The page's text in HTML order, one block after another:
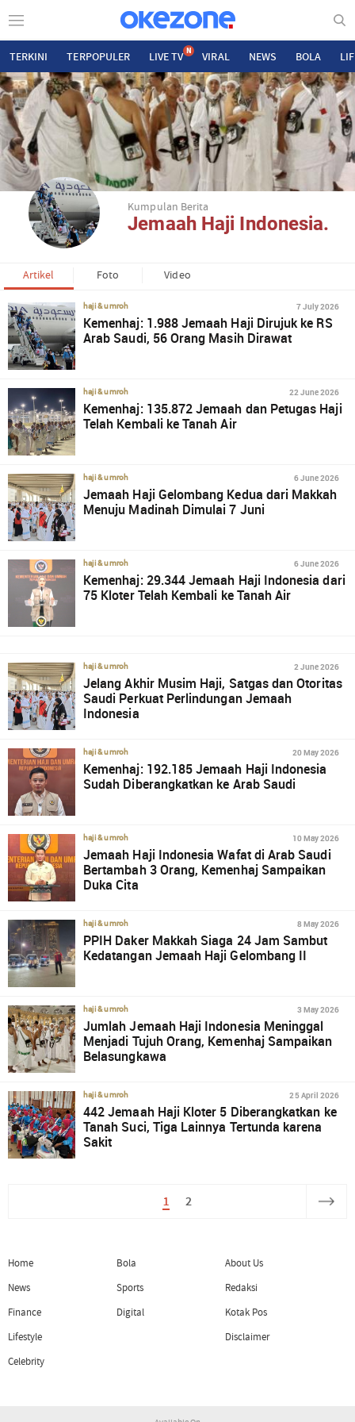
TERKINI TERPOPULER LIVE TV N VIRAL NEWS BOLA
Kumpulan Berita
Jemaah Haji Indonesia.
Artikel Foto Video
haji & umroh 7 July 2026
Kemenhaj: 1.988 Jemaah Haji Dirujuk ke RS
Arab Saudi, 56 Orang Masih Dirawat
haji & umroh 22 June 2026
Kemenhaj: 135.872 Jemaah dan Petugas Haji
Telah Kembali ke Tanah Air
haji & umroh 6 June 2026
Jemaah Haji Gelombang Kedua dari Makkah
Menuju Madinah Dimulai 7 Juni
haji & umroh 6 June 2026
Kemenhaj: 29.344 Jemaah Haji Indonesia dari
75 Kloter Telah Kembali ke Tanah Air
haji & umroh 2 June 2026
Jelang Akhir Musim Haji, Satgas dan Otoritas
Saudi Perkuat Perlindungan Jemaah
Indonesia
haji & umroh 20 May 2026
Kemenhaj: 192.185 Jemaah Haji Indonesia
Sudah Diberangkatkan ke Arab Saudi
haji & umroh 10 May 2026
Jemaah Haji Indonesia Wafat di Arab Saudi
Bertambah 3 Orang, Kemenhaj Sampaikan
Duka Cita
haji & umroh 8 May 2026
PPIH Daker Makkah Siaga 24 Jam Sambut
Kedatangan Jemaah Haji Gelombang II
haji & umroh 3 May 2026
Jumlah Jemaah Haji Indonesia Meninggal
Menjadi Tujuh Orang, Kemenhaj Sampaikan
Belasungkawa
haji & umroh 25 April 2026
442 Jemaah Haji Kloter 5 Diberangkatkan ke
Tanah Suci, Tiga Lainnya Tertunda karena
Sakit
1 2
Home
News
Finance
Lifestyle
Celebrity
Bola
Sports
Digital
About Us
Redaksi
Kotak Pos
Disclaimer